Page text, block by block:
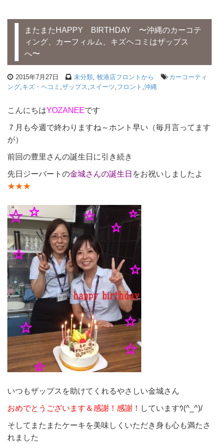
またまたHAPPY BIRTHDAY 〜沖縄のカーコテ
ィング、カーフィルム、キズヘコミはザップス
へ〜
2015年7月27日 未分類, 牧港店フロントから
カーコーティ
ング,キズ・ヘコミ ,ザップス,スイーツ,フロント ,沖縄
こんにちはYOZANEEです
７月も今週で終わりますね～ホント早い（毎月言ってます
が）
前回の豊里さんの誕生日に引き続き
先日ジーバートの金城さんの誕生日 をお祝いしましたよ
★★★
いつもザップスを助けてくれるやさしい金城さん
おめでとうございます＆感謝！感謝！ していますｳ(^_^)/
そしてまたまたケーキを美味しくいただき身も心も満たさ
れました